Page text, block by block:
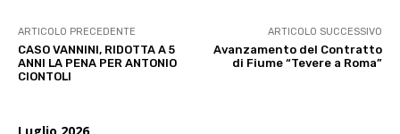
ARTICOLO PRECEDENTE
CASO VANNINI, RIDOTTA A 5
ANNI LA PENA PER ANTONIO
CIONTOLI
ARTICOLO SUCCESSIVO
Avanzamento del Contratto
di Fiume “Tevere a Roma”
Luglio 2026